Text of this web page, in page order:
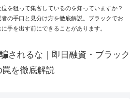
を狙って集客しているのを知っていますか？
の手口と見分け方を徹底解説。ブラックでお
手を出す前にできることがあります。
されるな｜即日融資・ブラック
罠を徹底解説